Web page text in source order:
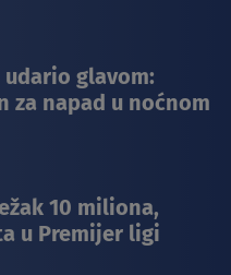
glavom:
za napad u noćnom
10 miliona,
u Premijer ligi